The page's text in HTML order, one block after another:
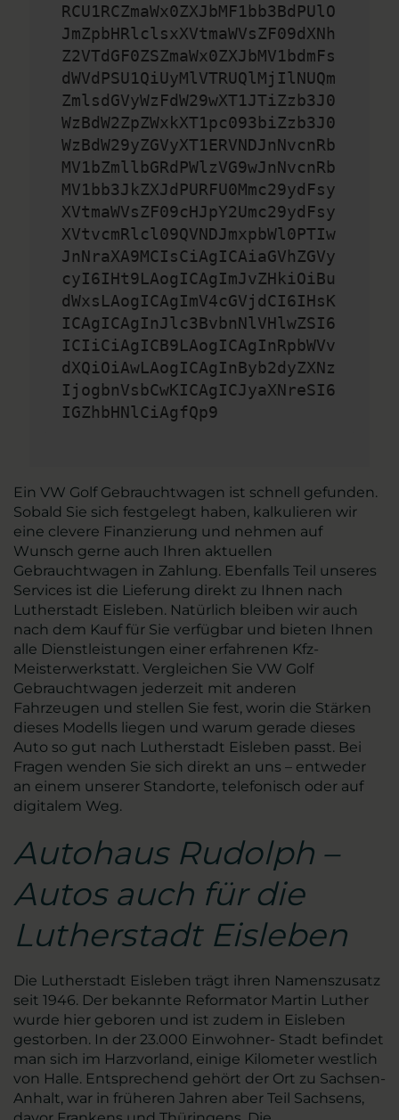
RCU1RCZmaWx0ZXJbMF1bb3BdPUlO
JmZpbHRlclsxXVtmaWVsZF09dXNh
Z2VTdGF0ZSZmaWx0ZXJbMV1bdmFs
dWVdPSU1QiUyMlVTRUQlMjIlNUQm
ZmlsdGVyWzFdW29wXT1JTiZzb3J0
WzBdW2ZpZWxkXT1pc093biZzb3J0
WzBdW29yZGVyXT1ERVNDJnNvcnRb
MV1bZmllbGRdPWlzVG9wJnNvcnRb
MV1bb3JkZXJdPURFU0Mmc29ydFsy
XVtmaWVsZF09cHJpY2Umc29ydFsy
XVtvcmRlcl09QVNDJmxpbWl0PTIw
JnNraXA9MCIsCiAgICAiaGVhZGVy
cyI6IHt9LAogICAgImJvZHkiOiBu
dWxsLAogICAgImV4cGVjdCI6IHsK
ICAgICAgInJlc3BvbnNlVHlwZSI6
ICIiCiAgICB9LAogICAgInRpbWVv
dXQiOiAwLAogICAgInByb2dyZXNz
IjogbnVsbCwKICAgICJyaXNreSI6
IGZhbHNlCiAgfQp9
Ein VW Golf Gebrauchtwagen ist schnell gefunden.
Sobald Sie sich festgelegt haben, kalkulieren wir
eine clevere Finanzierung und nehmen auf
Wunsch gerne auch Ihren aktuellen
Gebrauchtwagen in Zahlung. Ebenfalls Teil unseres
Services ist die Lieferung direkt zu Ihnen nach
Lutherstadt Eisleben. Natürlich bleiben wir auch
nach dem Kauf für Sie verfügbar und bieten Ihnen
alle Dienstleistungen einer erfahrenen Kfz-
Meisterwerkstatt. Vergleichen Sie VW Golf
Gebrauchtwagen jederzeit mit anderen
Fahrzeugen und stellen Sie fest, worin die Stärken
dieses Modells liegen und warum gerade dieses
Auto so gut nach Lutherstadt Eisleben passt. Bei
Fragen wenden Sie sich direkt an uns – entweder
an einem unserer Standorte, telefonisch oder auf
digitalem Weg.
Autohaus Rudolph –
Autos auch für die
Lutherstadt Eisleben
Die Lutherstadt Eisleben trägt ihren Namenszusatz
seit 1946. Der bekannte Reformator Martin Luther
wurde hier geboren und ist zudem in Eisleben
gestorben. In der 23.000 Einwohner- Stadt befindet
man sich im Harzvorland, einige Kilometer westlich
von Halle. Entsprechend gehört der Ort zu Sachsen-
Anhalt, war in früheren Jahren aber Teil Sachsens,